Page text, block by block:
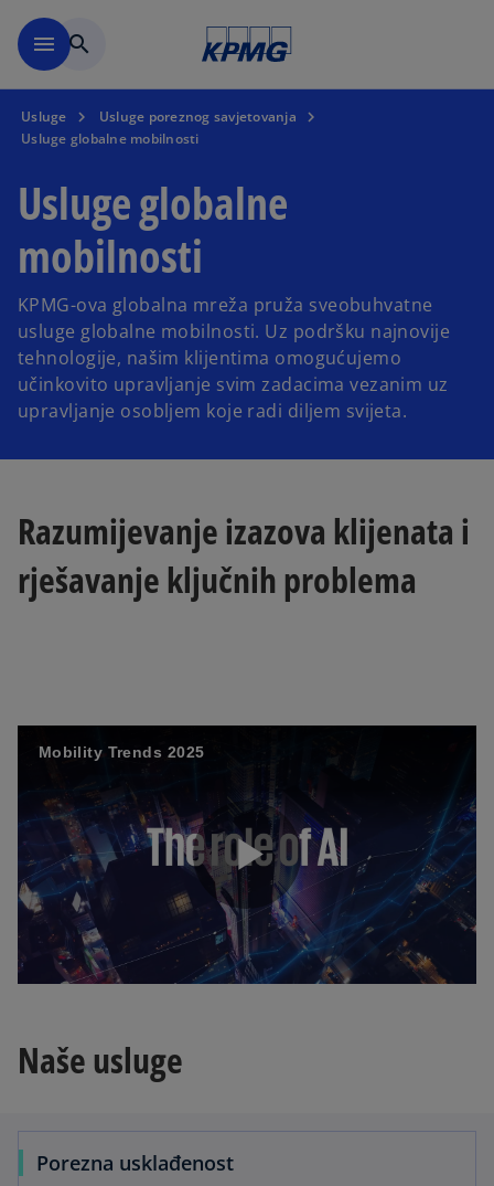
menu search
Usluge
Usluge poreznog savjetovanja
Usluge globalne mobilnosti
Usluge globalne
mobilnosti
KPMG-ova globalna mreža pruža sveobuhvatne
usluge globalne mobilnosti. Uz podršku najnovije
tehnologije, našim klijentima omogućujemo
učinkovito upravljanje svim zadacima vezanim uz
upravljanje osobljem koje radi diljem svijeta.
Razumijevanje izazova klijenata i
rješavanje ključnih problema
Mobility Trends 2025
P
a
Naše usluge
Porezna usklađenost